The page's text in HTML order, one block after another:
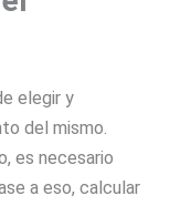
elegir y
del mismo.
es necesario
a eso, calcular